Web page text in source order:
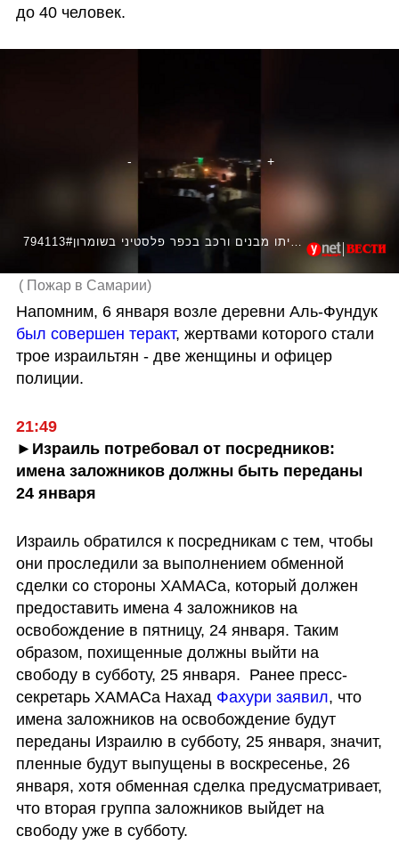
до 40 человек.
794113#מתנחלים הציתו מבנים ורכב בכפר פלסטיני בשומרון
( Пожар в Самарии)
Напомним, 6 января возле деревни Аль-Фундук
был совершен теракт, жертвами которого стали
трое израильтян - две женщины и офицер
полиции.
21:49
►Израиль потребовал от посредников:
имена заложников должны быть переданы
24 января
Израиль обратился к посредникам с тем, чтобы
они проследили за выполнением обменной
сделки со стороны ХАМАСа, который должен
предоставить имена 4 заложников на
освобождение в пятницу, 24 января. Таким
образом, похищенные должны выйти на
свободу в субботу, 25 января.  Ранее пресс-
секретарь ХАМАСа Нахад Фахури заявил, что
имена заложников на освобождение будут
переданы Израилю в субботу, 25 января, значит,
пленные будут выпущены в воскресенье, 26
января, хотя обменная сделка предусматривает,
что вторая группа заложников выйдет на
свободу уже в субботу.